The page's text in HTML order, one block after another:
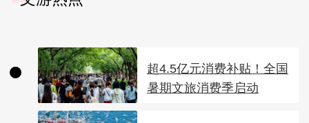
超4.5亿元消费补贴！全国
暑期文旅消费季启动